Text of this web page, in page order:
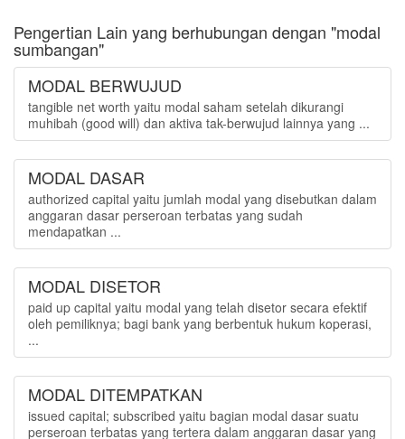
Pengertian Lain yang berhubungan dengan "modal
sumbangan"
MODAL BERWUJUD
tangible net worth yaitu modal saham setelah dikurangi
muhibah (good will) dan aktiva tak-berwujud lainnya yang ...
MODAL DASAR
authorized capital yaitu jumlah modal yang disebutkan dalam
anggaran dasar perseroan terbatas yang sudah
mendapatkan ...
MODAL DISETOR
paid up capital yaitu modal yang telah disetor secara efektif
oleh pemiliknya; bagi bank yang berbentuk hukum koperasi,
...
MODAL DITEMPATKAN
issued capital; subscribed yaitu bagian modal dasar suatu
perseroan terbatas yang tertera dalam anggaran dasar yang